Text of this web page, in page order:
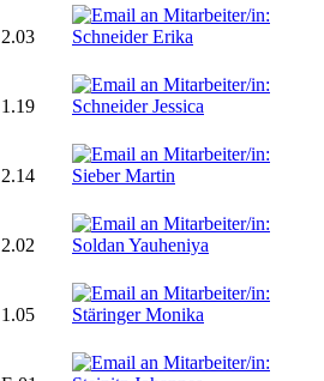
2.03
1.19
2.14
2.02
1.05